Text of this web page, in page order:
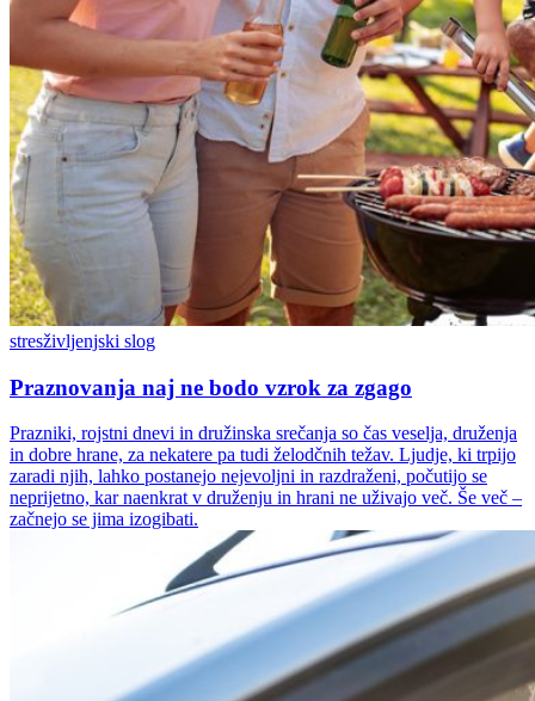
stresživljenjski slog
Praznovanja naj ne bodo vzrok za zgago
Prazniki, rojstni dnevi in družinska srečanja so čas veselja, druženja
in dobre hrane, za nekatere pa tudi želodčnih težav. Ljudje, ki trpijo
zaradi njih, lahko postanejo nejevoljni in razdraženi, počutijo se
neprijetno, kar naenkrat v druženju in hrani ne uživajo več. Še več –
začnejo se jima izogibati.